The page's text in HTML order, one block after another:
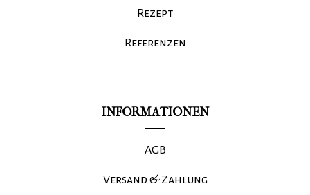
Rezept
Referenzen
INFORMATIONEN
AGB
Versand & Zahlung